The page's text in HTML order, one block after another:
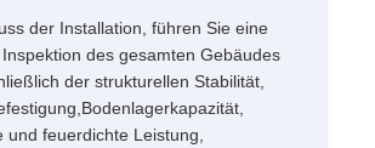
der Installation, führen Sie eine
des gesamten Gebäudes
der strukturellen Stabilität,
und feuerdichte Leistung,